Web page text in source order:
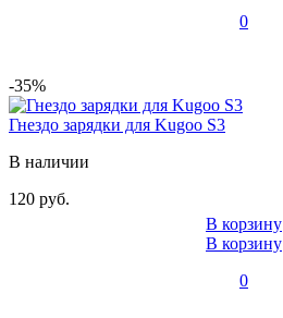
0
-35%
Гнездо зарядки для Kugoo S3
В наличии
120 руб.
В корзину
В корзину
0